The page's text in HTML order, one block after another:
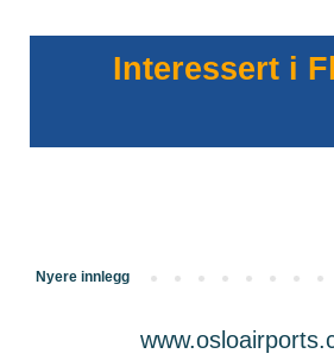
Interessert i
Nyere innlegg